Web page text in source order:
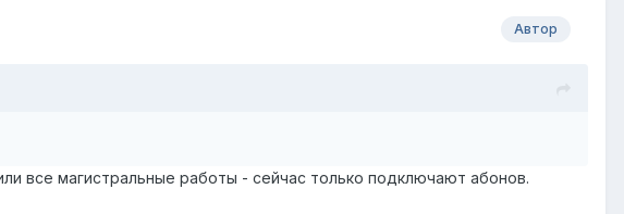
Автор
все магистральные работы - сейчас только подключают абонов.